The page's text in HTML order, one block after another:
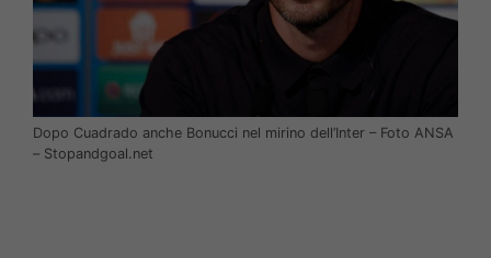
Dopo Cuadrado anche Bonucci nel mirino dell’Inter – Foto ANSA
– Stopandgoal.net